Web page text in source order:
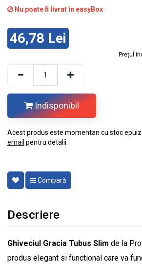
Nu poate fi livrat în easyBox
46,78 Lei
Prețul
Indisponibil
Acest produs este momentan cu stoc
email pentru detalii.
Compară
Descriere
Ghiveciul Gracia Tubus Slim de la
produs elegant si functional care va